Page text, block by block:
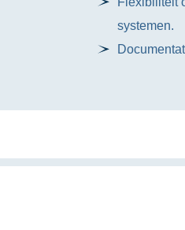
systemen.